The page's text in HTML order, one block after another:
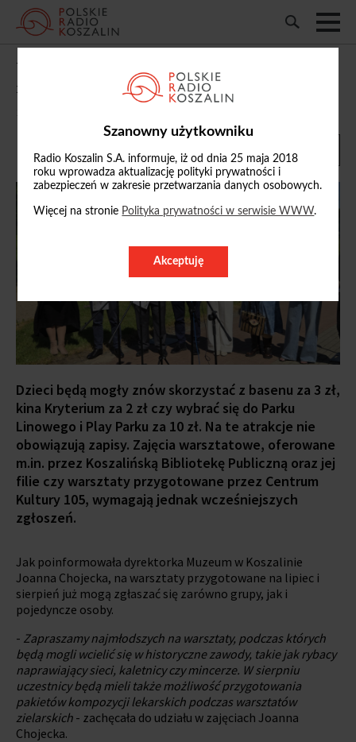
Szanowny użytkowniku
Radio Koszalin S.A. informuje, iż od dnia 25 maja 2018
roku wprowadza aktualizację polityki prywatności i
zabezpieczeń w zakresie przetwarzania danych osobowych.
Więcej na stronie Polityka prywatności w serwisie WWW.
Akceptuję
W Koszalinie ruszają zapisy na atrakcje w
ramach programu „Bezpieczne Wakacje”
Dzieci będą mogły znów skorzystać z basenu za 3 zł,
kina Kryterium za 2 zł czy wybrać się do Parku
Linowego i Play Parku za 10 zł. Na te atrakcje nie
obowiązują zapisy. Zajęcia warsztatowe, oferowane
m.in. przez Koszalińską Bibliotekę Publiczną oraz jej
filie czy warsztaty przygotowane przez Centrum
Kultury 105, wymagają jednak wcześniejszych
zgłoszeń.
Jak poinformowała dyrektorka Muzeum w Koszalinie
Joanna Chojecka, na warsztaty przygotowane na lipiec i
sierpień już mogą zgłaszać się zarówno grupy, jak i
pojedyncze osoby.
- Zapraszamy najmłodszych na warsztaty, podczas których
będą mogli wcielić się w historyczne zawody, takie jak rybacy
naprawiający sieci, kaletnicy czy mincerze. W sierpniu
uczestnicy będą mieli także możliwość przygotowania
pakietów kompozycji lekarskich podczas warsztatów
zielarskich - zachęcała do udziału w zajęciach Joanna
Chojecka.